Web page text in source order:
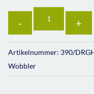
Anzahl
Artikelnummer: 390/
Wobbler